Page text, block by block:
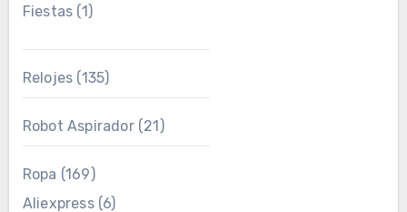
Fiestas (1)
Relojes (135)
Robot Aspirador(21)
Ropa (169)
Aliexpress(6)